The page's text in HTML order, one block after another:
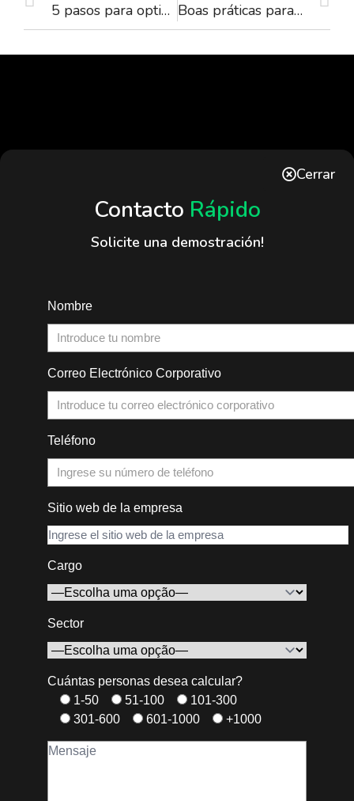
5 pasos para optimizar los procesos en su empresa.
Boas práticas para gestão de performance
Cerrar
Contacto Rápido
Solicite una demostración!
Nombre
Correo Electrónico Corporativo
Teléfono
Sitio web de la empresa
Cargo
Sector
Cuántas personas desea calcular?
1-50
51-100
101-300
301-600
601-1000 +1000